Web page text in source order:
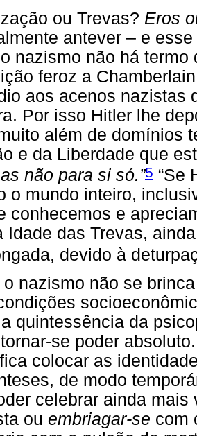
ou Trevas? Eros
antever – e
nazismo não há
feroz a
aos acenos nazistas
Por isso Hitler lhe
além de domínios
e da Liberdade que
não para si só.”5 “Se
o mundo inteiro,
conhecemos e
Idade das Trevas,
devido à
o nazismo não se
quintessência da
se poder
colocar as
de modo
celebrar ainda
ou embriagar-se com